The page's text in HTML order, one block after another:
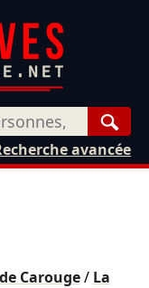
avancée
Carouge/ La